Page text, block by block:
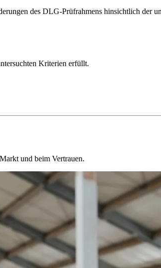
des DLG-Prüfrahmens hinsichtlich der
Kriterien erfüllt.
und beim Vertrauen.